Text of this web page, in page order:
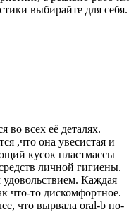
выбирайте для себя.
во всех её деталях.
,что она увесистая и
кусок пластмассы
личной гигиены.
Каждая
что-то дискомфортное.
что вырвала oral-b по-